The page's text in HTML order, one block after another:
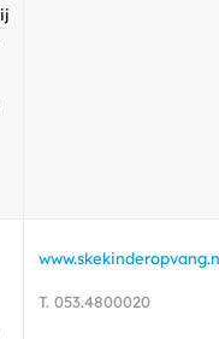
T. 053.4800020